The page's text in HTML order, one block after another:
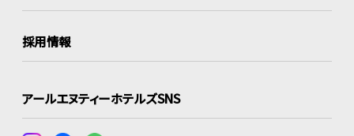
採用情報
アールエヌティーホテルズSNS